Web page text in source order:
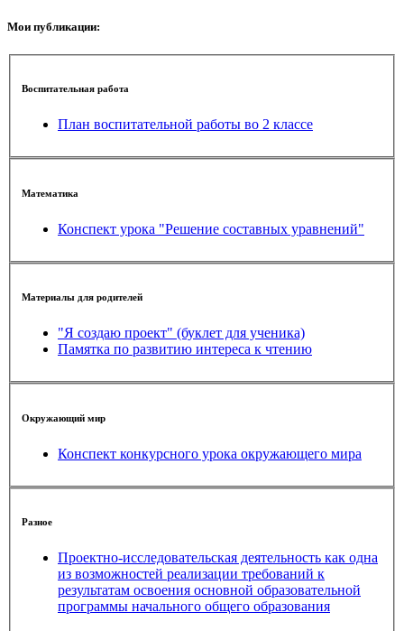
Мои публикации:
Воспитательная работа
План воспитательной работы во 2 классе
Математика
Конспект урока "Решение составных уравнений"
Материалы для родителей
"Я создаю проект" (буклет для ученика)
Памятка по развитию интереса к чтению
Окружающий мир
Конспект конкурсного урока окружающего мира
Разное
Проектно-исследовательская деятельность как одна
из возможностей реализации требований к
результатам освоения основной образовательной
программы начального общего образования